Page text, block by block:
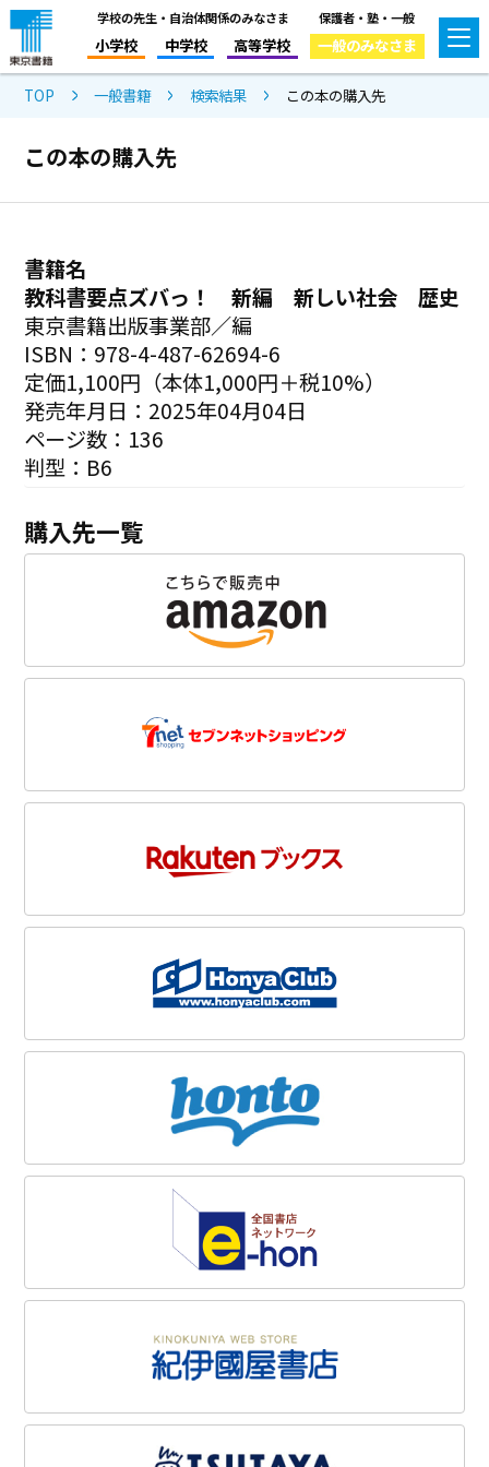
学校の先生・自治体関係のみなさま
小学校 中学校 高等学校
保護者・塾・一般
一般のみなさま
TOP 一般書籍 検索結果 この本の購入先
この本の購入先
書籍名
教科書要点ズバっ！ 新編 新しい社会 歴史
東京書籍出版事業部／編
ISBN：978-4-487-62694-6
定価1,100円（本体1,000円＋税10%）
発売年月日：2025年04月04日
ページ数：136
判型：B6
購入先一覧